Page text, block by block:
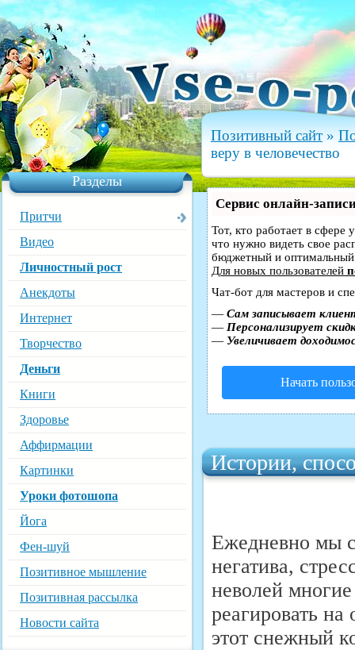
Разделы
Притчи
Видео
Личностный рост
Анекдоты
Интернет
Творчество
Деньги
Книги
Здоровье
Аффирмации
Картинки
Уроки фотошопа
Йога
Фен-шуй
Позитивное мышление
Позитивная рассылка
Новости сайта
Позитивный сайт »
веру в человечество
Сервис онлайн-
Тот, кто работает в сфере
что нужно видеть свое
бюджетный и
Для новых пользователей
Чат-бот для мастеров и
— Сам записывает
— Персонализирует
— Увеличивает
Начать
Истории,
Ежедневно мы
негатива,
неволей
реагировать
этот снежный